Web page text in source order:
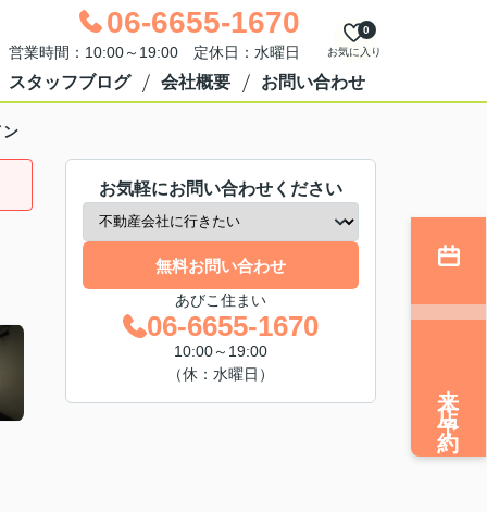
06-6655-1670
営業時間：10:00～19:00 定休日：水曜日 お気に入り
0
スタッフブログ 会社概要 お問い合わせ
ン
お気軽にお問い合わせください
無料お問い合わせ
あびこ住まい
06-6655-1670
10:00～19:00
（休：水曜日）
来店予約